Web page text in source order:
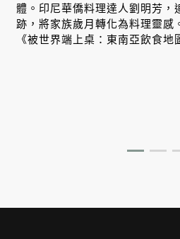
體。印尼華僑料理達人劉明芳，
跡，將家族歲月轉化為料理靈感
《被世界端上桌：東南亞飲食地